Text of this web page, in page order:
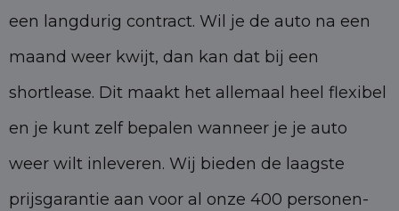
een langdurig contract. Wil je de auto na een
maand weer kwijt, dan kan dat bij een
shortlease. Dit maakt het allemaal heel flexibel
en je kunt zelf bepalen wanneer je je auto
weer wilt inleveren. Wij bieden de laagste
prijsgarantie aan voor al onze 400 personen-